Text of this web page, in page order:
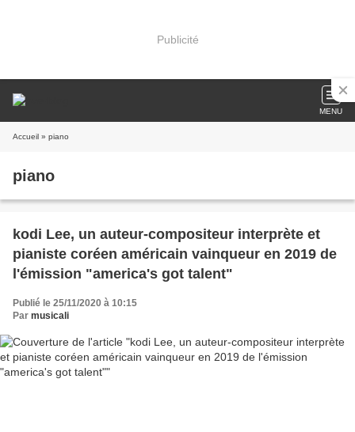
Publicité
MENU
Accueil » piano
piano
kodi Lee, un auteur-compositeur interprète et
pianiste coréen américain vainqueur en 2019 de
l'émission "america's got talent"
Publié le 25/11/2020 à 10:15
Par musicali